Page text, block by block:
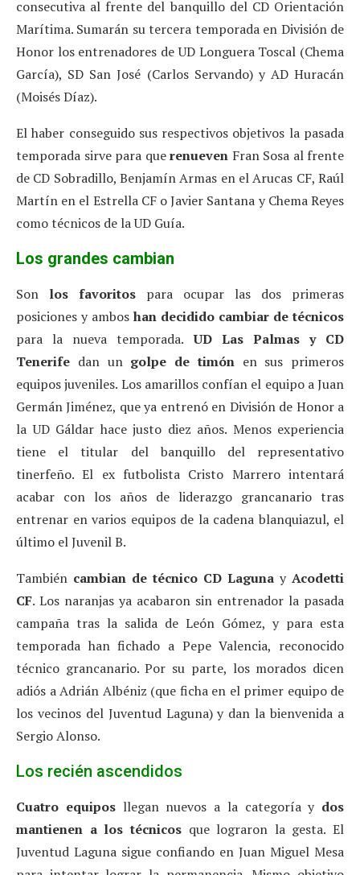
consecutiva al frente del banquillo del CD Orientación
Marítima. Sumarán su tercera temporada en División de
Honor los entrenadores de UD Longuera Toscal (Chema
García), SD San José (Carlos Servando) y AD Huracán
(Moisés Díaz).
El haber conseguido sus respectivos objetivos la pasada
temporada sirve para querenueven Fran Sosa al frente
de CD Sobradillo, Benjamín Armas en el Arucas CF, Raúl
Martín en el Estrella CF o Javier Santana y Chema Reyes
como técnicos de la UD Guía.
Los grandes cambian
Son los favoritos para ocupar las dos primeras
posiciones y ambos han decidido cambiar de técnicos
para la nueva temporada.UD Las Palmas y CD
Tenerife dan un golpe de timónen sus primeros
equipos juveniles. Los amarillos confían el equipo a Juan
Germán Jiménez, que ya entrenó en División de Honor a
la UD Gáldar hace justo diez años. Menos experiencia
tiene el titular del banquillo del representativo
tinerfeño. El ex futbolista Cristo Marrero intentará
acabar con los años de liderazgo grancanario tras
entrenar en varios equipos de la cadena blanquiazul, el
último el Juvenil B.
También cambian de técnico CD Laguna yAcodetti
CF. Los naranjas ya acabaron sin entrenador la pasada
campaña tras la salida de León Gómez, y para esta
temporada han fichado a Pepe Valencia, reconocido
técnico grancanario. Por su parte, los morados dicen
adiós a Adrián Albéniz (que ficha en el primer equipo de
los vecinos del Juventud Laguna) y dan la bienvenida a
Sergio Alonso.
Los recién ascendidos
Cuatro equiposllegan nuevos a la categoría y dos
mantienen a los técnicosque lograron la gesta. El
Juventud Laguna sigue confiando en Juan Miguel Mesa